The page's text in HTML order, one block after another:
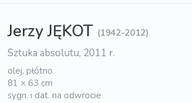
Jerzy JĘKOT (1942-2012)
Sztuka absolutu, 2011 r.
olej, płótno
81 × 63 cm
sygn. i dat. na odwrocie